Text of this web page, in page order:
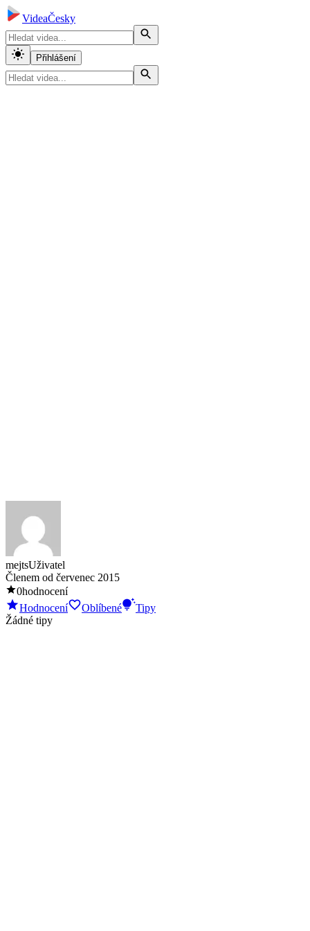
VideaČesky
Přihlášení
mejtsUživatel
Členem od červenec 2015
0hodnocení
Hodnocení
Oblíbené
Tipy
Žádné tipy